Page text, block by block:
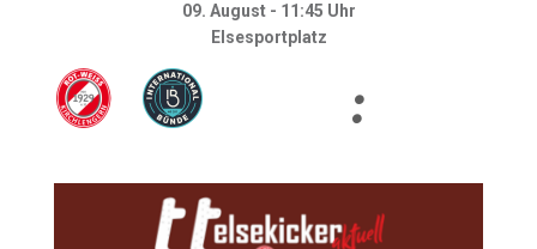
09. August - 11:45 Uhr
Elsesportplatz
: